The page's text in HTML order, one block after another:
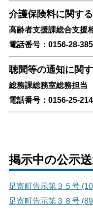
介護保険料に関す
高齢者支援課総合支援
電話番号：0156-28-
聴聞等の通知に関
総務課総務室総務担当
電話番号：0156-25-
掲示中の公示
足寄町告示第３５号
足寄町告示第３８号